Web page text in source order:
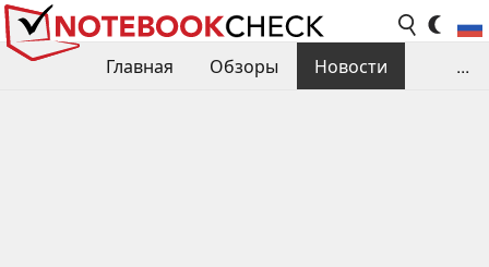
Главная Обзоры
Новости
...